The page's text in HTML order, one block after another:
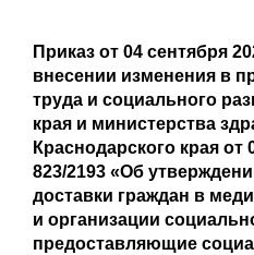
Приказ от 04 сентября
внесении изменения в
труда и социального
края и министерства
Краснодарского края
823/2193 «Об
доставки граждан в
и организации
предоставляющие